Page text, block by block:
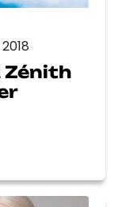
Zénith